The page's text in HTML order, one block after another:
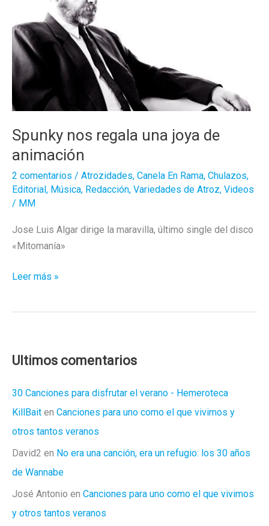
Spunky nos regala una joya de
animación
2 comentarios / Atrozidades, Canela En Rama, Chulazos,
Editorial, Música, Redacción, Variedades de Atroz, Videos
/ MM
Jose Luis Algar dirige la maravilla, último single del disco
«Mitomanía»
Spunky
de
Leer más »
Ultimos comentarios
30 Canciones para disfrutar el verano - Hemeroteca
KillBait en Canciones para uno como el que vivimos y
otros tantos veranos
David2 en No era una canción, era un refugio: los 30 años
de Wannabe
José Antonio en Canciones para uno como el que vivimos
y otros tantos veranos